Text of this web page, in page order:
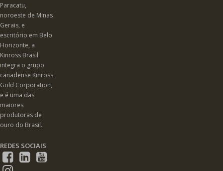
Paracatu,
noroeste de Minas
Gerais, e
escritório em Belo
Horizonte, a
Kinross Brasil
integra o grupo
canadense Kinross
Gold Corporation,
e é uma das
maiores
produtoras de
ouro do Brasil.
REDES SOCIAIS